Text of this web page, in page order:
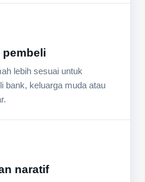
lebih sesuai untuk
bank, keluarga muda atau
naratif